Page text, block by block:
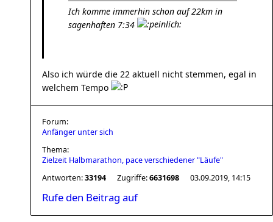
Ich komme immerhin schon auf 22km in
sagenhaften 7:34
Also ich würde die 22 aktuell nicht stemmen, egal in
welchem Tempo
Forum:
Anfänger unter sich
Thema:
Zielzeit Halbmarathon, pace verschiedener "Läufe"
Antworten:33194 Zugriffe:6631698 03.09.2019, 14:15
Rufe den Beitrag auf